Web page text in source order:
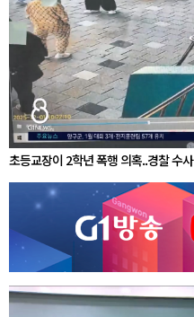
초등교장이 2학년 폭행 의혹..경찰 수사